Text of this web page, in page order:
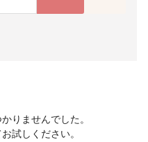
りませんでした。
試しください。